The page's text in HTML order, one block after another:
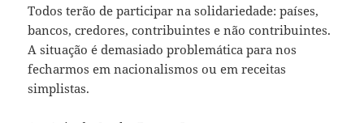
Todos terão de participar na solidariedade: países,
bancos, credores, contribuintes e não contribuintes.
A situação é demasiado problemática para nos
fecharmos em nacionalismos ou em receitas
simplistas.